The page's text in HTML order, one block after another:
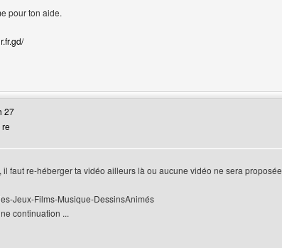
pour ton aide.
de l'utilisateur: locanour
27
il faut re-héberger ta vidéo ailleurs là ou aucune vidéo ne sera
Jeux-Films-Musique-DessinsAnimés
continuation ...